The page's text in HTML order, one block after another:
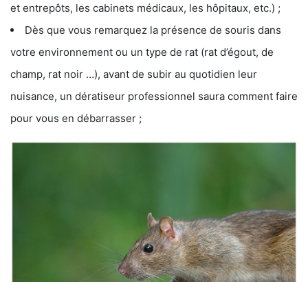
et entrepôts, les cabinets médicaux, les hôpitaux, etc.) ;
Dès que vous remarquez la présence de souris dans
votre environnement ou un type de rat (rat d’égout, de
champ, rat noir …), avant de subir au quotidien leur
nuisance, un dératiseur professionnel saura comment faire
pour vous en débarrasser ;